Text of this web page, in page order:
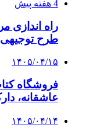
چرا بسیاری
نمی‌توانند
کنند؟
۱۴۰۵/۰۲/۱۱
احتمال توقف